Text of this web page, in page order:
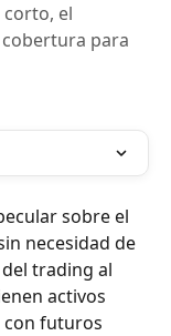
el
para
sobre el
necesidad de
trading al
activos
con futuros